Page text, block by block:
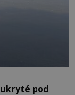
pod